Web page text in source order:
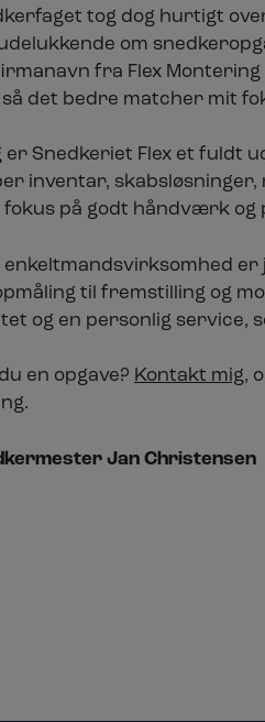
tog dog hurtigt
om
fra Flex Montering
så det bedre matcher mit
er Snedkeriet Flex et
inventar, skabsløsninger,
fokus på godt håndværk og
enkeltmandsvirksomhed er
til fremstilling og
og en personlig service,
en opgave? Kontakt mig,
Jan Christensen